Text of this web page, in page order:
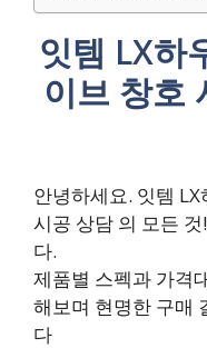
잇템 LX하
이브 창호
안녕하세요. 잇템
시공 상담 의 모든
다.
제품별 스펙과 가격
해보며 현명한 구매
다